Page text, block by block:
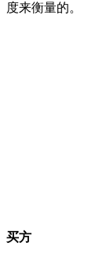
度来衡量的。
买方